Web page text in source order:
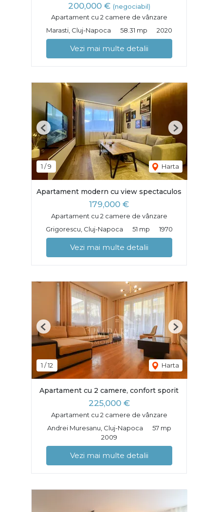
200,000 € (negociabil)
Apartament cu 2 camere de vânzare
Marasti, Cluj-Napoca
58.31 mp 2020
Vezi mai multe detalii
1 /9 Harta
Previous Next
Apartament modern cu view spectaculos
179,000 €
Apartament cu 2 camere de vânzare
Grigorescu, Cluj-Napoca
51 mp 1970
Vezi mai multe detalii
1 /12 Harta
Previous Next
Apartament cu 2 camere, confort sporit
225,000 €
Apartament cu 2 camere de vânzare
Andrei Muresanu, Cluj-Napoca
57 mp
2009
Vezi mai multe detalii